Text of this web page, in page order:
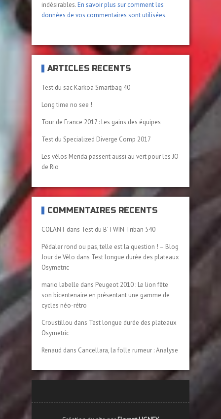
indésirables.En savoir plus sur comment les
données de vos commentaires sont utilisées.
ARTICLES RÉCENTS
Test du sac Karkoa Smartbag 40
Long time no see !
Tour de France 2017 : Les gains des équipes
Test du Specialized Diverge Comp 2017
Les vélos Merida passent aussi au vert pour les JO
de Rio
COMMENTAIRES RÉCENTS
COLANT dans Test du B’TWIN Triban 540
Pédaler rond ou pas, telle est la question ! – Blog
Jour de Vélo dans Test longue durée des plateaux
Osymetric
mario labelle dans Peugeot 2010 : Le lion fête
son bicentenaire en présentant une gamme de
cycles néo-rétro
Croustillou dans Test longue durée des plateaux
Osymetric
Renaud dans Cancellara, la folle rumeur : Analyse